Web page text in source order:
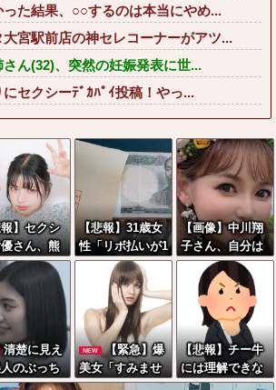
った結果、○○するのは本当にやめ...
大宮駅前店の神セレコーナーがアツ...
さん(32)、突然の妊娠発表に世...
セクシーﾃﾞｶﾊﾟｲ投稿！やっ...
】セクシ
さん、熊
に300万
した結果大
してしま
これさ
【悲報】31歳女
性「リボ払いが1
0年たっても終わ
りません」←こ
れw w w w w w
w
【画像】中川翔
子さん、自分は
加工したのに母
は無修正でアッ
プしてしまう
清楚に見え
のぶっち
セッ■ス
NEW
【緊急】爆
美女「すみませ
ん。砲弾3つ持っ
【悲報】チー牛
には理解できな
い恋愛、がこち